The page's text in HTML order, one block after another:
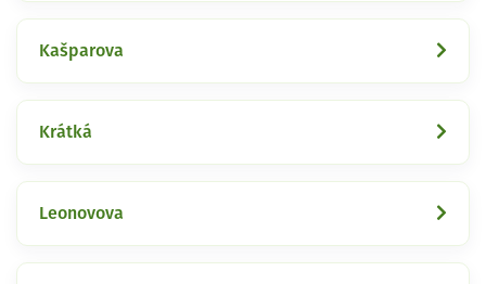
Kašparova
Krátká
Leonovova